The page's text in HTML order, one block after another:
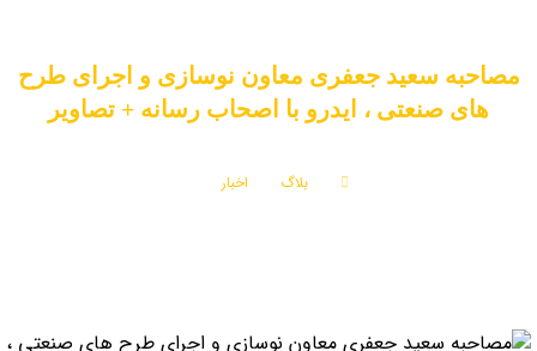
مصاحبه سعید جعفری معاون نوسازی و اجرای طرح
های صنعتی ، ایدرو با اصحاب رسانه + تصاویر
بلاگ
اخبار